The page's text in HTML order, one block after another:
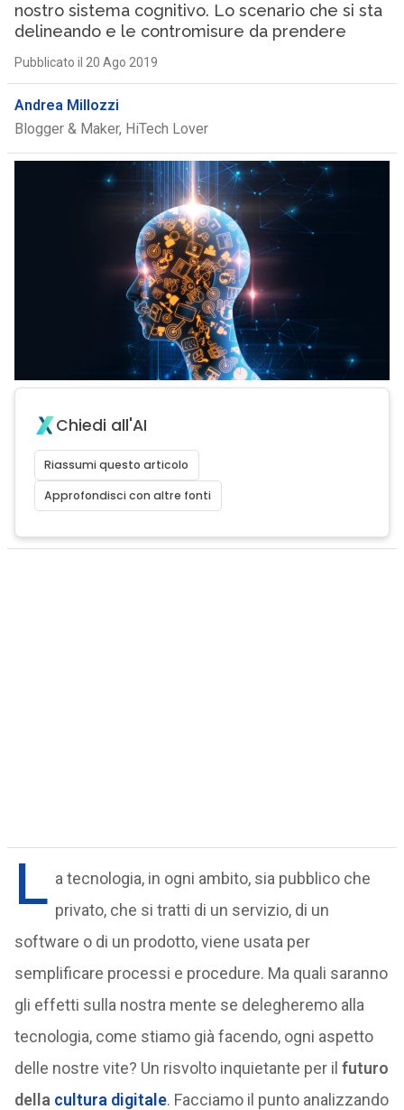
nostro sistema cognitivo. Lo scenario che si sta
delineando e le contromisure da prendere
Pubblicato il 20 Ago 2019
Andrea Millozzi
Blogger & Maker, HiTech Lover
Chiedi all'AI
Riassumi questo articolo
Approfondisci con altre fonti
L a tecnologia, in ogni ambito, sia pubblico che
privato, che si tratti di un servizio, di un
software o di un prodotto, viene usata per
semplificare processi e procedure. Ma quali saranno
gli effetti sulla nostra mente se delegheremo alla
tecnologia, come stiamo già facendo, ogni aspetto
delle nostre vite? Un risvolto inquietante per il futuro
della cultura digitale. Facciamo il punto analizzando